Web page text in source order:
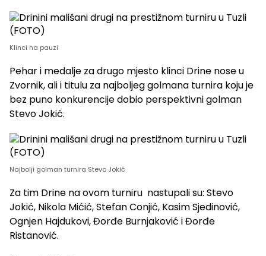
Klinci na pauzi
Pehar i medalje za drugo mjesto klinci Drine nose u
Zvornik, ali i titulu za najboljeg golmana turnira koju je
bez puno konkurencije dobio perspektivni golman
Stevo Jokić.
Najbolji golman turnira Stevo Jokić
Za tim Drine na ovom turniru nastupali su: Stevo
Jokić, Nikola Mićić, Stefan Conjić, Kasim Sjedinović,
Ognjen Hajdukovi, Đorđe Burnjaković i Đorđe
Ristanović.